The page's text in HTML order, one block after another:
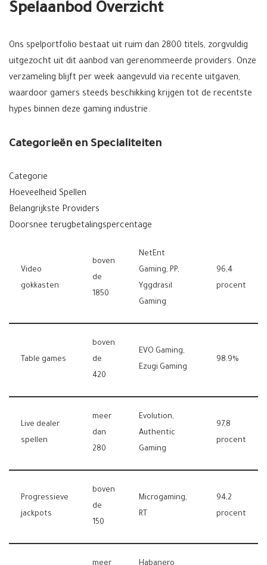
Spelaanbod Overzicht
Ons spelportfolio bestaat uit ruim dan 2800 titels, zorgvuldig
uitgezocht uit dit aanbod van gerenommeerde providers. Onze
verzameling blijft per week aangevuld via recente uitgaven,
waardoor gamers steeds beschikking krijgen tot de recentste
hypes binnen deze gaming industrie.
Categorieën en Specialiteiten
Categorie
Hoeveelheid Spellen
Belangrijkste Providers
Doorsnee terugbetalingspercentage
Video
gokkasten
boven
de
1850
NetEnt
Gaming, PP,
Yggdrasil
Gaming
96,4
procent
Table games
boven
de
420
EVO Gaming,
Ezugi Gaming
98.9%
Live dealer
spellen
meer
dan
280
Evolution,
Authentic
Gaming
97,8
procent
Progressieve
jackpots
boven
de
150
Microgaming,
RT
94,2
procent